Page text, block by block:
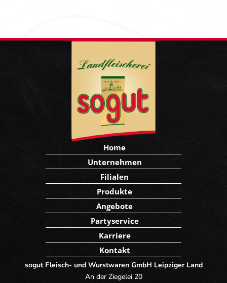
Home
Unternehmen
Filialen
Produkte
Angebote
Partyservice
Karriere
Kontakt
sogut Fleisch- und Wurstwaren GmbH Leipziger Land
An der Ziegelei 20